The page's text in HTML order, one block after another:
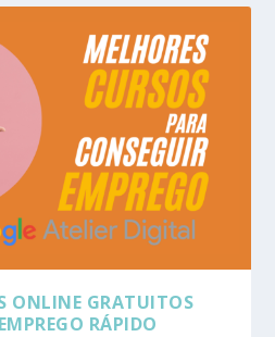
ONLINE GRATUITOS
RÁPIDO